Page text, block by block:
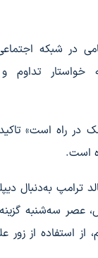
در شبکه
خواستار تداوم
در راه است»
است.
ترامپ به‌دنبال
عصر سه‌شنبه
استفاده از زور